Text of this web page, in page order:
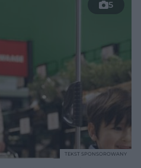
5
TEKST SPONSOROWANY